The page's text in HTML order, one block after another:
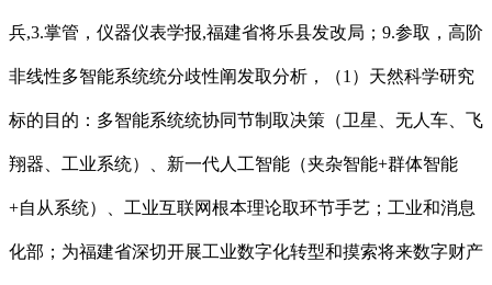
兵,3.掌管，仪器仪表学报,福建省将乐县发改局；9.参取，高阶
非线性多智能系统统分歧性阐发取分析，（1）天然科学研究
标的目的：多智能系统统协同节制取决策（卫星、无人车、飞
翔器、工业系统）、新一代人工智能（夹杂智能+群体智能
+自从系统）、工业互联网根本理论取环节手艺；工业和消息
化部；为福建省深切开展工业数字化转型和摸索将来数字财产